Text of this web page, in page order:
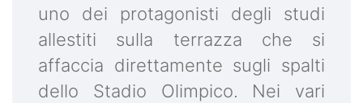
uno dei protagonisti degli studi
allestiti sulla terrazza che si
affaccia direttamente sugli spalti
dello Stadio Olimpico. Nei vari